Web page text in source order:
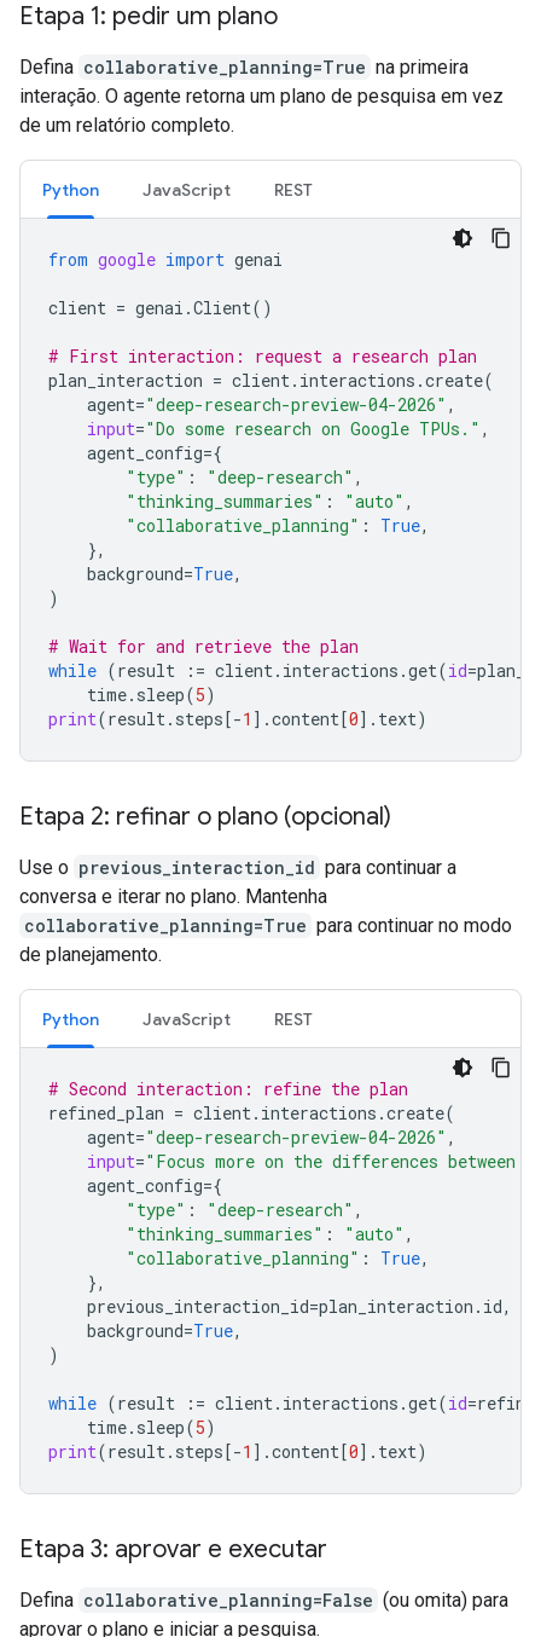
Etapa 1: pedir um plano
Defina collaborative_planning=True na primeira
interação. O agente retorna um plano de pesquisa em vez
de um relatório completo.
Python JavaScript REST
from google import genai
client = genai .Client()
# First interaction: request a research plan
plan_interaction = client. interactions .create(
agent="deep-research-preview-04-2026" ,
input="Do some research on Google TPUs." ,
agent_config={
"type" : "deep-research" ,
"thinking_summaries" : "auto" ,
"collaborative_planning" : True,
},
background=True,
)
# Wait for and retrieve the plan
while (result := client. interactions .get(id=
time. sleep(5)
print(result. steps[-1 ] .content[0] . text)
Etapa 2: refinar o plano (opcional)
Use o previous_interaction_id para continuar a
conversa e iterar no plano. Mantenha
collaborative_planning=True para continuar no modo
de planejamento.
Python JavaScript REST
# Second interaction: refine the plan
refined_plan = client. interactions .create(
agent="deep-research-preview-04-2026" ,
input="Focus more on the differences between
agent_config={
"type" : "deep-research" ,
"thinking_summaries" : "auto" ,
"collaborative_planning" : True,
},
previous_interaction_id=plan_interaction . id,
background=True,
)
while (result := client. interactions .get(id=
time. sleep(5)
print(result. steps[-1 ] .content[0] . text)
Etapa 3: aprovar e executar
Defina collaborative_planning=False (ou omita) para
aprovar o plano e iniciar a pesquisa.